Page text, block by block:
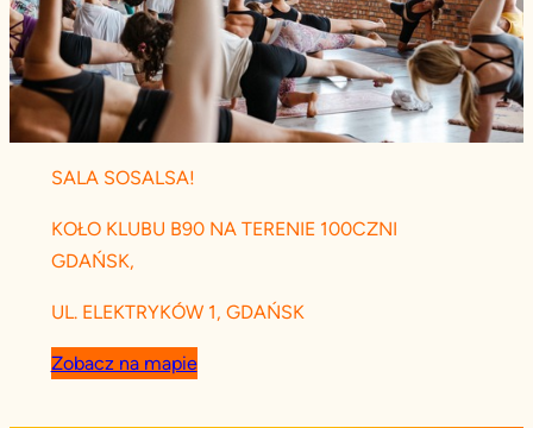
SALA SOSALSA!
KOŁO KLUBU B90 NA TERENIE 100CZNI
GDAŃSK,
UL. ELEKTRYKÓW 1, GDAŃSK
Zobacz na mapie